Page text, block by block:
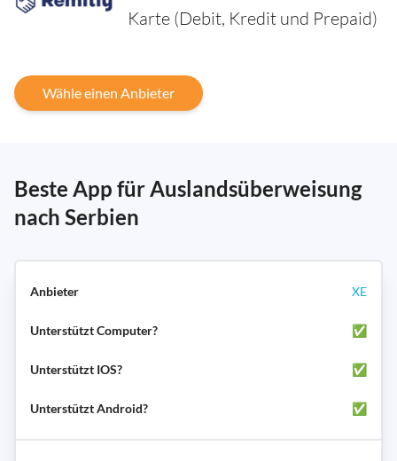
Karte (Debit, Kredit und Prepaid)
Wähle einen Anbieter
Beste App für Auslandsüberweisung
nach Serbien
XE
✅
✅
✅